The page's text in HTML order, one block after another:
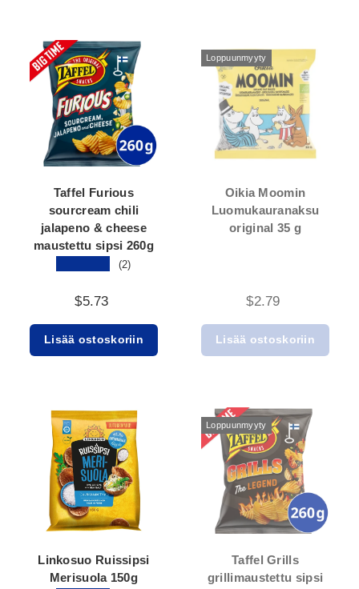
Taffel Furious
sourcream chili
jalapeno & cheese
maustettu sipsi 260g
(2)
$5.73
Lisää ostoskoriin
Loppuunmyyty
Oikia Moomin
Luomukauranaksu
original 35 g
$2.79
Lisää ostoskoriin
Linkosuo Ruissipsi
Merisuola 150g
Loppuunmyyty
Taffel Grills
grillimaustettu sipsi